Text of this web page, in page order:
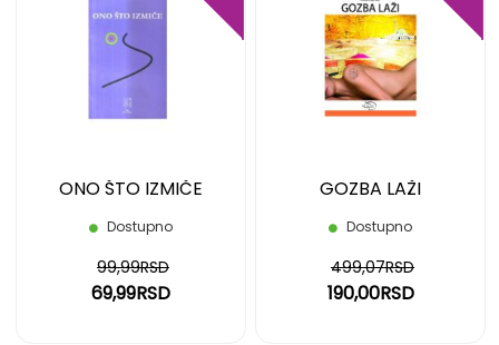
ONO ŠTO IZMIČE
Dostupno
69,99RSD
99,99RSD
NA
GOZBA LAŽI
Dostupno
190,00RSD
499,07RSD
NA